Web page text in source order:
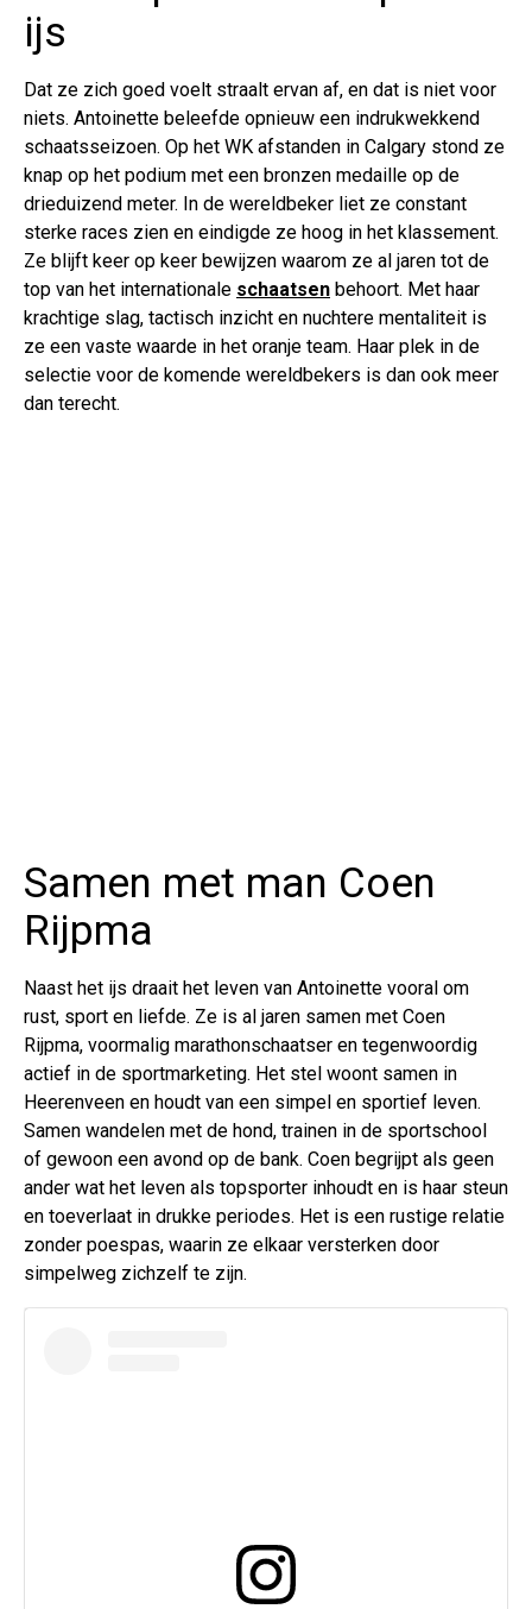
ijs
Dat ze zich goed voelt straalt ervan af, en dat is niet voor
niets. Antoinette beleefde opnieuw een indrukwekkend
schaatsseizoen. Op het WK afstanden in Calgary stond ze
knap op het podium met een bronzen medaille op de
drieduizend meter. In de wereldbeker liet ze constant
sterke races zien en eindigde ze hoog in het klassement.
Ze blijft keer op keer bewijzen waarom ze al jaren tot de
top van het internationale schaatsen behoort. Met haar
krachtige slag, tactisch inzicht en nuchtere mentaliteit is
ze een vaste waarde in het oranje team. Haar plek in de
selectie voor de komende wereldbekers is dan ook meer
dan terecht.
Samen met man Coen
Rijpma
Naast het ijs draait het leven van Antoinette vooral om
rust, sport en liefde. Ze is al jaren samen met Coen
Rijpma, voormalig marathonschaatser en tegenwoordig
actief in de sportmarketing. Het stel woont samen in
Heerenveen en houdt van een simpel en sportief leven.
Samen wandelen met de hond, trainen in de sportschool
of gewoon een avond op de bank. Coen begrijpt als geen
ander wat het leven als topsporter inhoudt en is haar steun
en toeverlaat in drukke periodes. Het is een rustige relatie
zonder poespas, waarin ze elkaar versterken door
simpelweg zichzelf te zijn.